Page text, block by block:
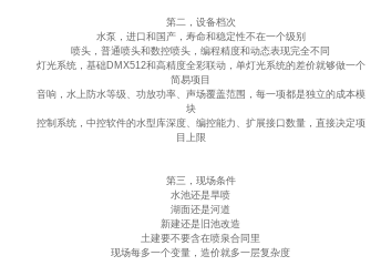
第二，设备档次
水泵，进口和国产，寿命和稳定性不在一个级别
喷头，普通喷头和数控喷头，编程精度和动态表现完全不同
灯光系统，基础DMX512和高精度全彩联动，单灯光系统的差价就够做一个
简易项目
音响，水上防水等级、功放功率、声场覆盖范围，每一项都是独立的成本模
块
控制系统，中控软件的水型库深度、编控能力、扩展接口数量，直接决定项
目上限
第三，现场条件
水池还是旱喷
湖面还是河道
新建还是旧池改造
土建要不要含在喷泉合同里
现场每多一个变量，造价就多一层复杂度